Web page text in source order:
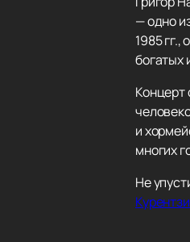
— одно
1985
богатых
Концерт
и
многих
Не